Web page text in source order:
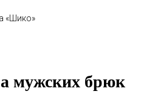
«Шико»
мужских брюк